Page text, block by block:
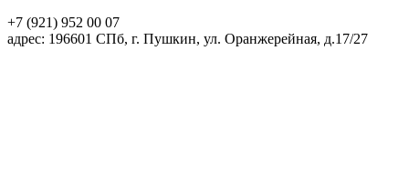
+7 (921) 952 00 07
адpec: 196601 СПб, г. Пушкин, ул. Оранжерейная, д.17/27